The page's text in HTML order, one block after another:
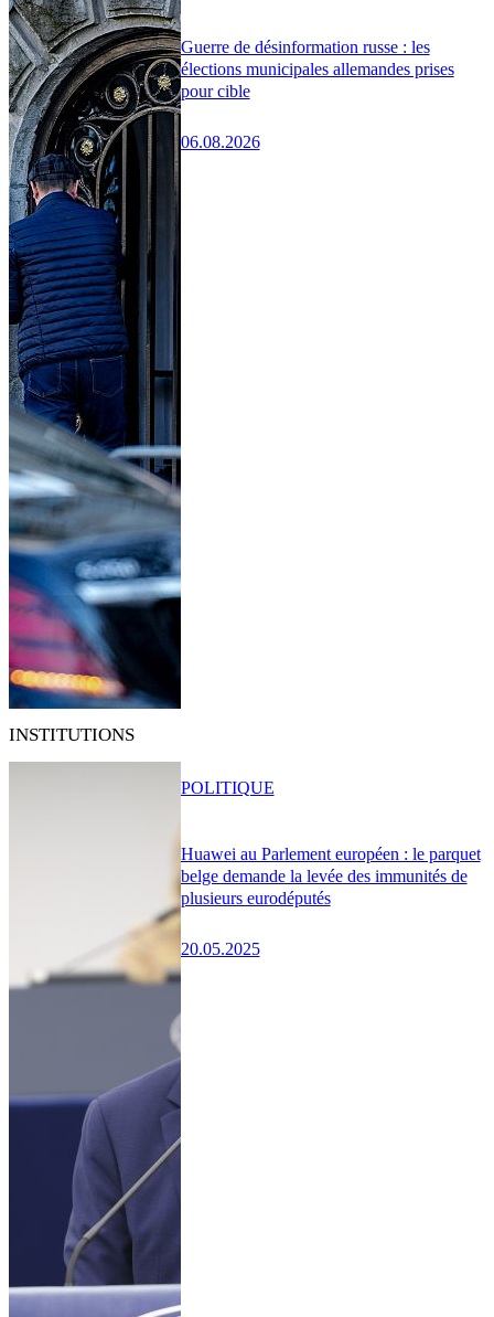
Guerre de désinformation russe : les
élections municipales allemandes prises
pour cible
06.08.2026
INSTITUTIONS
Huawei au Parlement européen : le parquet
belge demande la levée des immunités de
plusieurs eurodéputés
20.05.2025
POLITIQUE